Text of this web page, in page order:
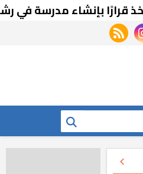
بإنشاء مدرسة في رشيد
rss feed